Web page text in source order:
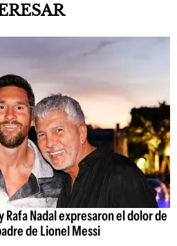
Rafa Nadal expresaron el dolor de
de Lionel Messi